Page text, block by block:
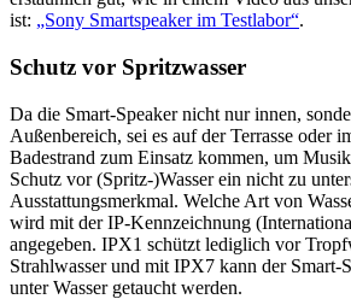
ist: „Sony Smartspeaker im Testlabor“.
Schutz vor Spritzwasser
Da die Smart-Speaker nicht nur innen,
Außenbereich, sei es auf der Terrasse oder
Badestrand zum Einsatz kommen, um
Schutz vor (Spritz-)Wasser ein nicht zu
Ausstattungsmerkmal. Welche Art von
wird mit der IP-Kennzeichnung
angegeben. IPX1 schützt lediglich vor
Strahlwasser und mit IPX7 kann der Smart-
unter Wasser getaucht werden.